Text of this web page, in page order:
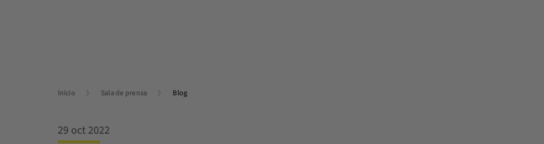
Inicio Sala de prensa Blog
29 oct 2022